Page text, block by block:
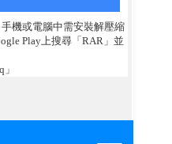
機或電腦中需安裝解壓縮
Play上搜尋「RAR」並